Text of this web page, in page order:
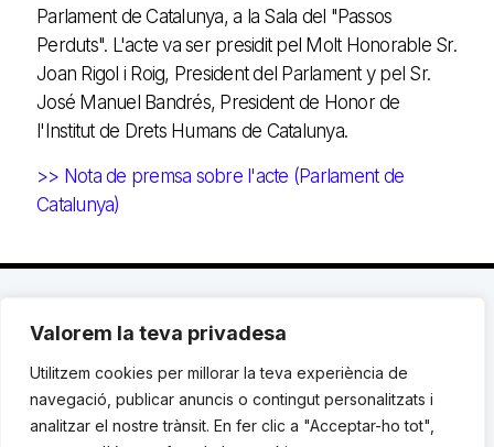
Valorem la teva privadesa
Utilitzem cookies per millorar la teva experiència de
navegació, publicar anuncis o contingut personalitzats i
analitzar el nostre trànsit. En fer clic a "Acceptar-ho tot",
Parlament de Catalunya, a la Sala del "Passos
Perduts". L'acte va ser presidit pel Molt Honorable Sr.
Joan Rigol i Roig, President del Parlament y pel Sr.
José Manuel Bandrés, President de Honor de
l'Institut de Drets Humans de Catalunya.
>> Nota de premsa sobre l'acte (Parlament de
Catalunya)
C. Avinyó 44, 2n | 08002 Barcelona |
119 03 72|institut@idhc.org
© Institut de Drets Humans de Catalunya.